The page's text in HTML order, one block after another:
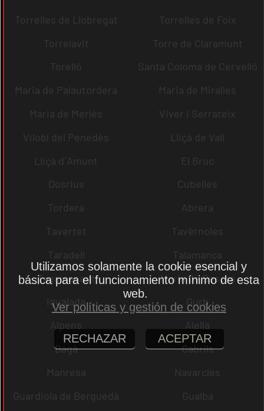
Torrelles de Llobregat
Torrelles de Foix
Torrelavit
Torre de Claramunt
Torelló
Santa Coloma de Cervelló
Maria de Palautordera
Maria de Miralles
Maria de Merlès
Viver i Serrateix
Vilobí del Penedès
Lliçà de Vall
Lliçà d´Amunt
El Bruc
Dosrius
Cubelles
Tordera
Abrera
Tavertet
Tavèrnoles
Taradell
Talamanca
Tagamanent
Maria de Besora
Igualada
Gurb
Alpens
Alella
Bagà
Cabrils
Manresa
Navarcles
Guardiola de Berguedà
Gualba
Utilizamos solamente la cookie esencial y
básica para el funcionamiento mínimo de esta
web.
Ver políticas y gestión de cookies
RECHAZAR ACEPTAR